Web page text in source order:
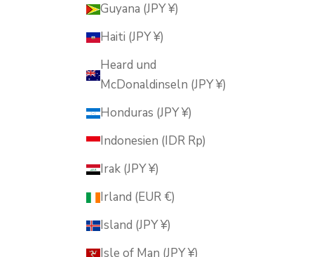
Guyana (JPY ¥)
Haiti (JPY ¥)
Heard und
McDonaldinseln (JPY ¥)
Honduras (JPY ¥)
Indonesien (IDR Rp)
Irak (JPY ¥)
Irland (EUR €)
Island (JPY ¥)
Isle of Man (JPY ¥)